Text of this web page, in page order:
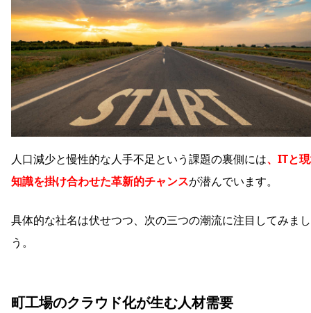
人口減少と慢性的な人手不足という課題の裏側には、ITと
知識を掛け合わせた革新的チャンスが潜んでいます。
具体的な社名は伏せつつ、次の三つの潮流に注目してみま
う。
町工場のクラウド化が生む人材需要